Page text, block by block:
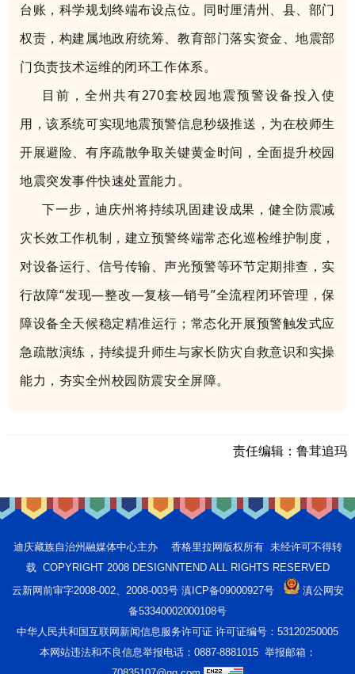
台账，科学规划终端布设点位。同时厘清州、县、部门
权责，构建属地政府统筹、教育部门落实资金、地震部
门负责技术运维的闭环工作体系。
目前，全州共有270套校园地震预警设备投入使
用，该系统可实现地震预警信息秒级推送，为在校师生
开展避险、有序疏散争取关键黄金时间，全面提升校园
地震突发事件快速处置能力。
下一步，迪庆州将持续巩固建设成果，健全防震减
灾长效工作机制，建立预警终端常态化巡检维护制度，
对设备运行、信号传输、声光预警等环节定期排查，实
行故障“发现—整改—复核—销号”全流程闭环管理，保
障设备全天候稳定精准运行；常态化开展预警触发式应
急疏散演练，持续提升师生与家长防灾自救意识和实操
能力，夯实全州校园防震安全屏障。
责任编辑： 鲁茸追玛
迪庆藏族自治州融媒体中心主办 香格里拉网版权所有 未经许可不得转
载 COPYRIGHT 2008 DESIGNNTEND ALL RIGHTS RESERVED
云新网前审字2008-002、2008-003号 滇ICP备09000927号
滇公网安
备53340002000108号
中华人民共和国互联网新闻信息服务许可证 许可证编号：53120250005
本网站违法和不良信息举报电话：0887-8881015 举报邮箱：